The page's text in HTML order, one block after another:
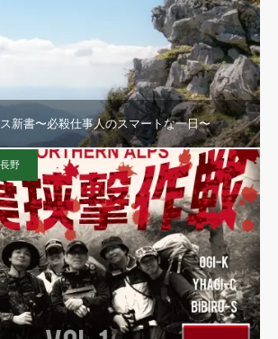
新書〜必殺仕事人のスマートな一日〜
野